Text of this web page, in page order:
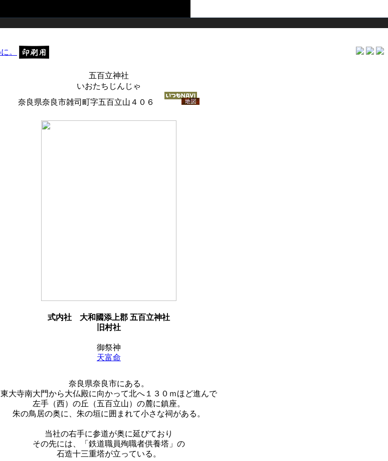
五百立神社
いおたちじんじゃ
奈良県奈良市雑司町字五百立山４０６
式内社
大和國添上郡 五百立神社
旧村社
御祭神
天富命
奈良県奈良市にある。
東大寺南大門から大仏殿に向かって北へ１３０ｍほど進んで
左手（西）の丘（五百立山）の麓に鎮座。
朱の鳥居の奥に、朱の垣に囲まれて小さな祠がある。
当社の右手に参道が奥に延びており
その先には、「鉄道職員殉職者供養塔」の
石造十三重塔が立っている。